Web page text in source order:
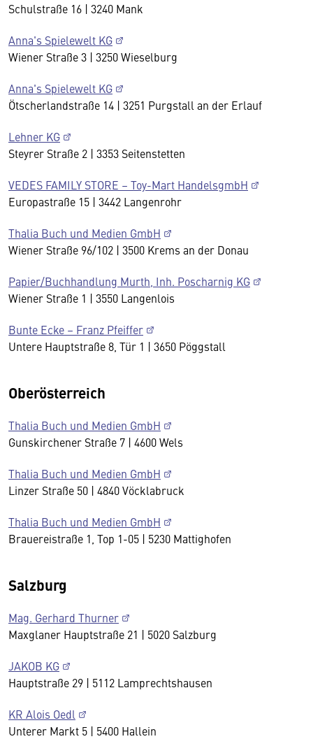
Schulstraße 16 | 3240 Mank
Anna's Spielewelt KG
Wiener Straße 3 | 3250 Wieselburg
Anna's Spielewelt KG
Ötscherlandstraße 14 | 3251 Purgstall an der Erlauf
Lehner KG
Steyrer Straße 2 | 3353 Seitenstetten
VEDES FAMILY STORE – Toy-Mart HandelsgmbH
Europastraße 15 | 3442 Langenrohr
Thalia Buch und Medien GmbH
Wiener Straße 96/102 | 3500 Krems an der Donau
Papier/Buchhandlung Murth, Inh. Poscharnig KG
Wiener Straße 1 | 3550 Langenlois
Bunte Ecke – Franz Pfeiffer
Untere Hauptstraße 8, Tür 1 | 3650 Pöggstall
Oberösterreich
Thalia Buch und Medien GmbH
Gunskirchener Straße 7 | 4600 Wels
Thalia Buch und Medien GmbH
Linzer Straße 50 | 4840 Vöcklabruck
Thalia Buch und Medien GmbH
Brauereistraße 1, Top 1-05 | 5230 Mattighofen
Salzburg
Mag. Gerhard Thurner
Maxglaner Hauptstraße 21 | 5020 Salzburg
JAKOB KG
Hauptstraße 29 | 5112 Lamprechtshausen
KR Alois Oedl
Unterer Markt 5 | 5400 Hallein